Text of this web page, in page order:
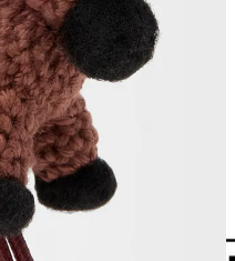
una menswear e una
orologio Grand Soir in
pietre colorate. Louis Vuitton
monogrammati ha
da collezione su cui siede un
di spille e ciondoli
con pavè di diamanti.